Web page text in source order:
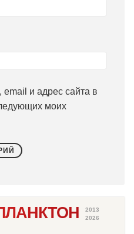
и адрес сайта в
моих
2013
2026